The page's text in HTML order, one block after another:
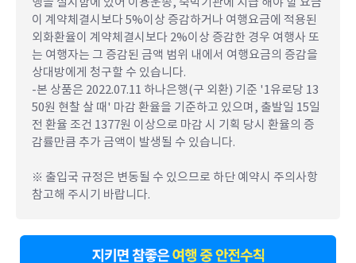
이 계약체결시보다 5%이상 증감하거나 여행요금에 적용된
외화환율이 계약체결시보다 2%이상 증감한 경우 여행사 또
는 여행자는 그 증감된 금액 범위 내에서 여행요금의 증감을
상대방에게 청구할 수 있습니다.
-본 상품은 2022.07.11 하나은행(구 외환) 기준 '1유로당 13
50원 현찰 살 때' 마감 환율을 기준하고 있으며, 출발일 15일
전 환율 조건 1377원 이상으로 마감 시 기획 당시 환율의 증
감률만큼 추가 금액이 발생될 수 있습니다.
※ 출입국 규정은 변동될 수 있으므로 하단 예약시 주의사항
참고해 주시기 바랍니다.